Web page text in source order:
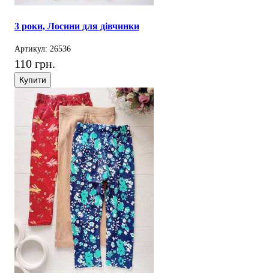
3 роки, Лосини для дівчинки
Артикул: 26536
110 грн.
Купити